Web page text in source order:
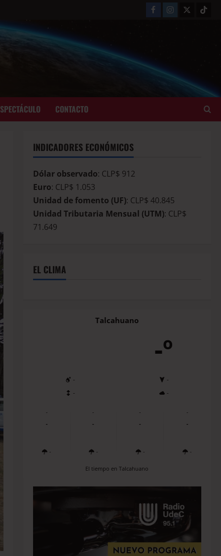
CONTACTO
INDICADORES ECONÓMICOS
Dólar observado: CLP$ 912
Euro: CLP$ 1.053
Unidad de fomento (UF): CLP$ 40.845
Unidad Tributaria Mensual (UTM): CLP$
71.649
EL CLIMA
Talcahuano
-º
-
-
-
-
-
-
-
-
-
-
-
-
-
-
-
-
El tiempo en Talcahuano